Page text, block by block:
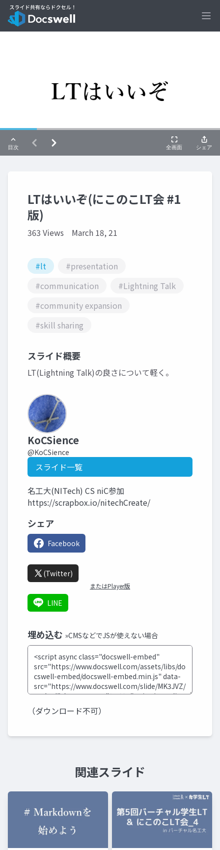
LTはいいぞ(にこのこLT会 #1
版)
363 Views March 18, 21
#lt
#presentation
#communication
#Lightning Talk
#community expansion
#skill sharing
スライド概要
LT(Lightning Talk)の良さについて軽く。
KoCSience
@KoCSience
スライド一覧
名工大(NITech) CS niC参加
https://scrapbox.io/nitechCreate/
シェア
Facebook
(Twitter)
またはPlayer版
LINE
埋め込む »CMSなどでJSが使えない場合
（ダウンロード不可）
関連スライド